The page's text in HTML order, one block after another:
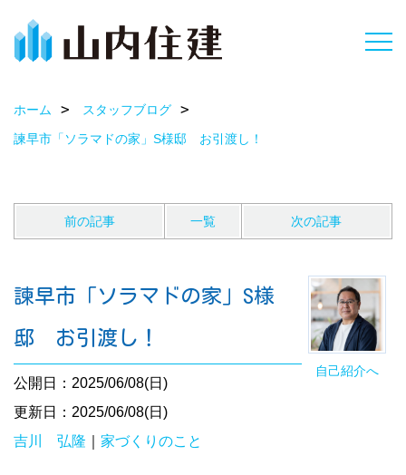
ホーム
スタッフブログ
諫早市「ソラマドの家」S様邸 お引渡し！
前の記事 一覧 次の記事
自己紹介へ
諫早市「ソラマドの家」S様
邸 お引渡し！
公開日：2025/06/08(日)
更新日：2025/06/08(日)
吉川 弘隆
家づくりのこと